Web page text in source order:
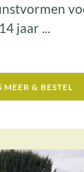
jaar ...
MEER & BESTEL